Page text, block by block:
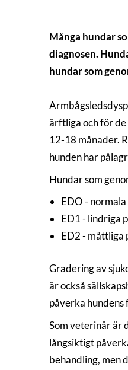
Många hundar
diagnosen.
hundar som
ärftliga och för de
12-18 månader.
hunden har
Hundar som
EDO -
ED1 - lindriga
ED2 - måttliga
Gradering av
är också
påverka hundens
Som veterinär är
långsiktigt
behandling, men